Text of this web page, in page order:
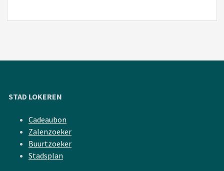
STAD LOKEREN
Cadeaubon
Zalenzoeker
Buurtzoeker
Stadsplan